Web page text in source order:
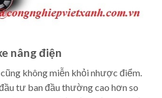
nâng điện
cũng không miễn khỏi nhược điểm.
tư ban đầu thường cao hơn so